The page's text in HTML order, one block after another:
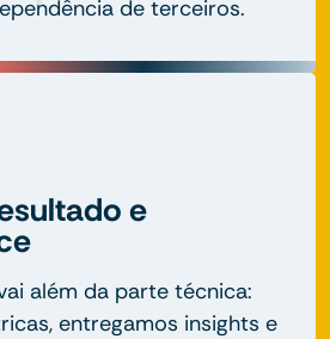
de terceiros.
e
além da parte técnica:
entregamos insights e